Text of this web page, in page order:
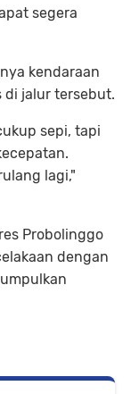
segera
kendaraan
di jalur tersebut.
sepi, tapi
lagi,"
Probolinggo
dengan